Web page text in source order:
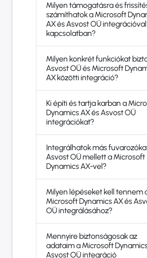
Milyen támogatásra és
számíthatok a Microsoft
AX és Asvost OÜ integrációval
kapcsolatban?
Milyen konkrét funkciókat
Asvost OÜ és Microsoft
AX közötti integráció?
Ki építi és tartja karban a
Dynamics AX és Asvost OÜ
integrációkat?
Integrálhatok más
Asvost OÜ mellett a Microsoft
Dynamics AX-vel?
Milyen lépéseket kell tennem
Microsoft Dynamics AX és
OÜ integrálásához?
Mennyire biztonságosak az
adataim a Microsoft
Asvost OÜ integráció